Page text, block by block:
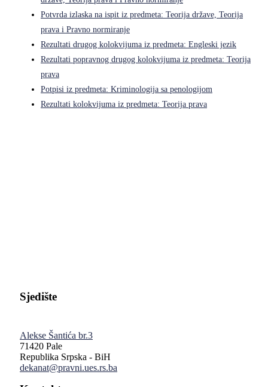
Potvrda izlaska na ispit iz predmeta: Teorija države, Teorija
prava i Pravno normiranje
Rezultati drugog kolokvijuma iz predmeta: Engleski jezik
Rezultati popravnog drugog kolokvijuma iz predmeta: Teorija
prava
Potpisi iz predmeta: Kriminologija sa penologijom
Rezultati kolokvijuma iz predmeta: Teorija prava
Sjedište
Alekse Šantića br.3
71420 Pale
Republika Srpska - BiH
dekanat@pravni.ues.rs.ba